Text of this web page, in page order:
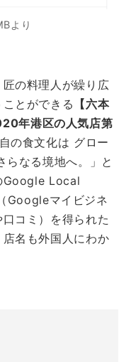
より
の料理人が繰り広
とができる
【六本
年港区の人気店第
の食文化は グロー
らなる境地へ。」と
Google Local
Googleマイビジネ
コミ）を得られた
名も外国人にわか